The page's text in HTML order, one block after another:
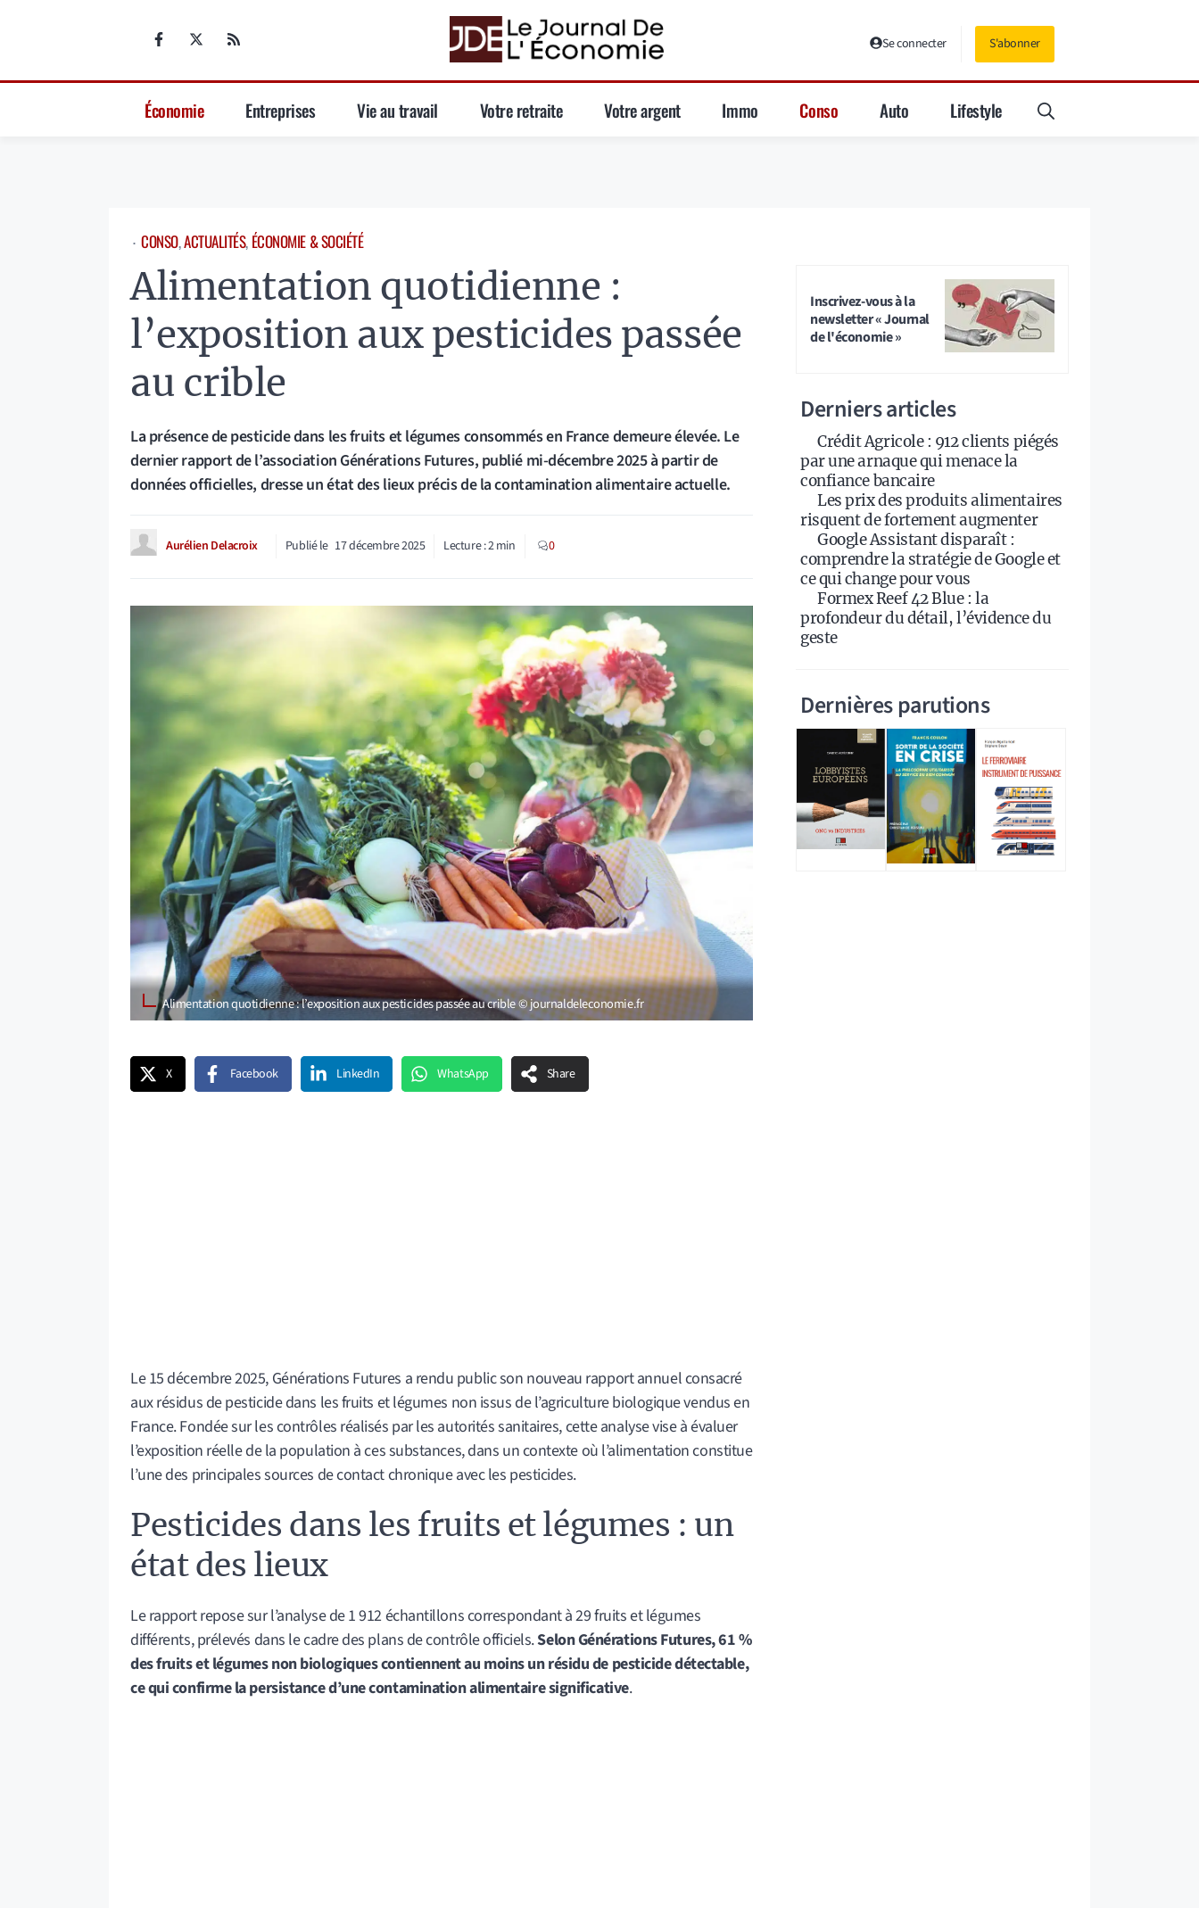
Se connecter S'abonner
Économie Entreprises Vie au travail Votre retraite Votre argent Immo Conso Auto Lifestyle
⋅ CONSO, ACTUALITÉS, ÉCONOMIE & SOCIÉTÉ
Alimentation quotidienne :
l’exposition aux pesticides passée
au crible
La présence de pesticide dans les fruits et légumes consommés en France demeure élevée. Le
dernier rapport de l’association Générations Futures, publié mi-décembre 2025 à partir de
données officielles, dresse un état des lieux précis de la contamination alimentaire actuelle.
Aurélien Delacroix Publié le 17 décembre 2025 Lecture :2min 0
Alimentation quotidienne : l’exposition aux pesticides passée au crible © journaldeleconomie.fr
X Facebook LinkedIn WhatsApp Share
Le 15 décembre 2025, Générations Futures a rendu public son nouveau rapport annuel consacré
aux résidus de pesticide dans les fruits et légumes non issus de l’agriculture biologique vendus en
France. Fondée sur les contrôles réalisés par les autorités sanitaires, cette analyse vise à évaluer
l’exposition réelle de la population à ces substances, dans un contexte où l’alimentation constitue
l’une des principales sources de contact chronique avec les pesticides.
Pesticides dans les fruits et légumes : un
état des lieux
Le rapport repose sur l’analyse de 1 912 échantillons correspondant à 29 fruits et légumes
différents, prélevés dans le cadre des plans de contrôle officiels.Selon Générations Futures, 61 %
des fruits et légumes non biologiques contiennent au moins un résidu de pesticide détectable,
ce qui confirme la persistance d’une contamination alimentaire significative.
Inscrivez-vous à la
newsletter « Journal
de l'économie »
Derniers articles
Crédit Agricole : 912 clients piégés
par une arnaque qui menace la
confiance bancaire
Les prix des produits alimentaires
risquent de fortement augmenter
Google Assistant disparaît :
comprendre la stratégie de Google et
ce qui change pour vous
Formex Reef 42 Blue : la
profondeur du détail, l’évidence du
geste
Dernières parutions